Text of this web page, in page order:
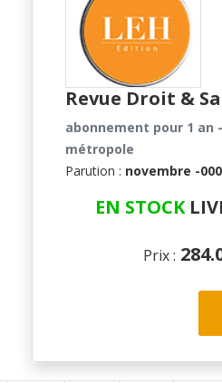
Revue Droit &
abonnement pour 1 an
métropole
Parution : novembre -
EN STOCK
Prix :